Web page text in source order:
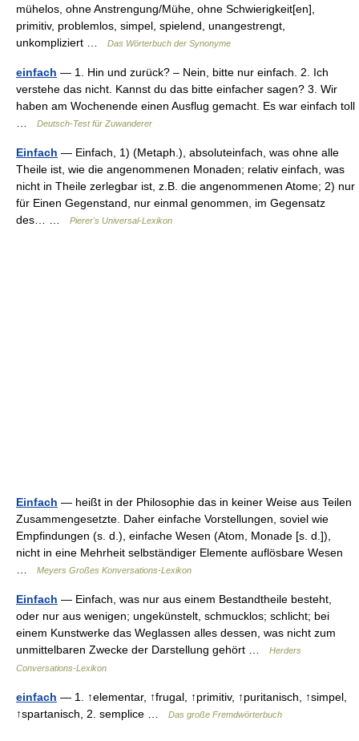
mühelos, ohne Anstrengung/Mühe, ohne Schwierigkeit[en],
primitiv, problemlos, simpel, spielend, unangestrengt,
unkompliziert …
Das Wörterbuch der Synonyme
einfach — 1. Hin und zurück? – Nein, bitte nur einfach. 2. Ich
verstehe das nicht. Kannst du das bitte einfacher sagen? 3. Wir
haben am Wochenende einen Ausflug gemacht. Es war einfach toll
Deutsch-Test für Zuwanderer
Einfach — Einfach, 1) (Metaph.), absoluteinfach, was ohne alle
Theile ist, wie die angenommenen Monaden; relativ einfach, was
nicht in Theile zerlegbar ist, z.B. die angenommenen Atome; 2) nur
für Einen Gegenstand, nur einmal genommen, im Gegensatz
des… …
Pierer's Universal-Lexikon
Einfach — heißt in der Philosophie das in keiner Weise aus Teilen
Zusammengesetzte. Daher einfache Vorstellungen, soviel wie
Empfindungen (s. d.), einfache Wesen (Atom, Monade [s. d.]),
nicht in eine Mehrheit selbständiger Elemente auflösbare Wesen
Meyers Großes Konversations-Lexikon
Einfach — Einfach, was nur aus einem Bestandtheile besteht,
oder nur aus wenigen; ungekünstelt, schmucklos; schlicht; bei
einem Kunstwerke das Weglassen alles dessen, was nicht zum
unmittelbaren Zwecke der Darstellung gehört …
Herders
Conversations-Lexikon
einfach — 1. ↑elementar, ↑frugal, ↑primitiv, ↑puritanisch, ↑simpel,
↑spartanisch, 2. semplice …
Das große Fremdwörterbuch